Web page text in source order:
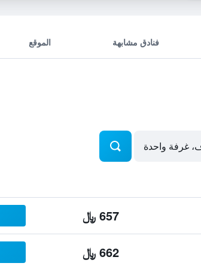
فنادق مشابهة الموقع
657 ﷼
662 ﷼